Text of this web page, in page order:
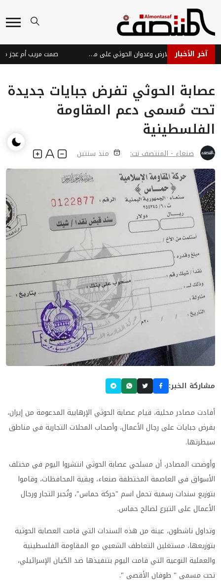
آخر الأخبار تصريحات الشرعية لن تحرر الارض وعدوان الحوثي على مارب إعلان حرب
عصابة الحوثي تفرض جبايات جديدة
تحت مُسمى دعم المقاومة
الفلسطينية
صنعاء - المنتصف نت: منذ سنتين
مشاركة الخبر:
أفادت مصادر محلية، قيام عصابة الحوثي الإرهابية المدعومة من إيران،
بفرض جبايات على رجال الأعمال، وأصحاب المحلات التجارية في مناطق
سيطرتها.
وأوضحت المصادر، أن مسلحي عصابة الحوثي انتشروا اليوم في مختلف
الأسواق في العاصمة المختطفة صنعاء، وبقية المحافظات، وقاموا
بتوزيع سندات رسمية تحمل اسم "حركة حماس"، وتُجبر التجار ورجال
الأعمال على التبرع لصالح حماس.
وتداول ناشطون، عينة من هذه السندات التي قامت العصابة الحوثية
بتوزيعها، مستغلين التعاطف الشعبي مع المقاومة الفلسطينية
والعملية النوعية التي قامت اليوم بتنفيذها ضد الكيان الإسرائيلي،
تحت مسمى " طوفان الأقصى ".